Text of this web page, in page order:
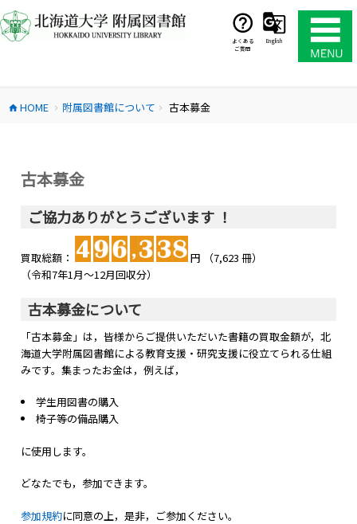
ン
テ
ス
よくある
ご質問
English
home HOME chevron_right 附属図書館について chevron_right 古本募金
古本募金
ご協力ありがとうございます ！
買取総額：
円 （7,623 冊）
（令和7年1月～12月回収分）
古本募金について
「古本募金」は，皆様からご提供いただいた書籍の買取金額が，北
海道大学附属図書館による教育支援・研究支援に役立てられる仕組
みです。集まったお金は，例えば，
学生用図書の購入
椅子等の備品購入
に使用します。
どなたでも，参加できます。
参加規約に同意の上，是非，ご参加ください。